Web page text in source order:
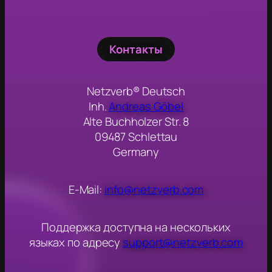
Контакты
Netzverb® Deutsch
Inh.Andreas Göbel
Alte Buchholzer Str. 8
09487 Schlettau
Germany
E-Mail: info@netzverb.com
Поддержка доступна на нескольких
языках по адресу support@netzverb.com